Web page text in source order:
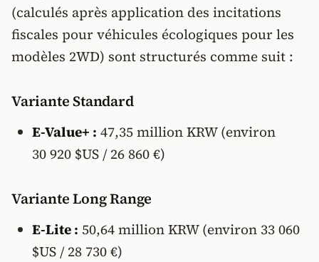
(calculés après application des incitations
fiscales pour véhicules écologiques pour les
modèles 2WD) sont structurés comme suit :
Variante Standard
E-Value+ : 47,35 million KRW (environ
30 920 $US / 26 860 €)
Variante Long Range
E-Lite : 50,64 million KRW (environ 33 060
$US / 28 730 €)